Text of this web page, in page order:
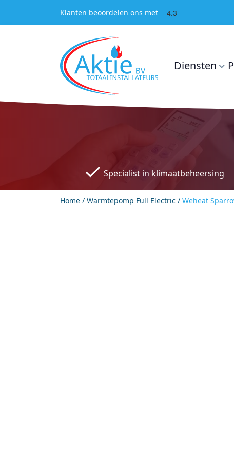
Klanten beoordelen ons met 4.3
Diensten
Specialist in klimaatbeheersing
Home / Warmtepomp Full Electric / Weheat